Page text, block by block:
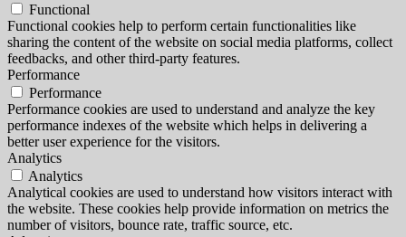
Functional
Functional cookies help to perform certain functionalities like
sharing the content of the website on social media platforms, collect
feedbacks, and other third-party features.
Performance
Performance
Performance cookies are used to understand and analyze the key
performance indexes of the website which helps in delivering a
better user experience for the visitors.
Analytics
Analytics
Analytical cookies are used to understand how visitors interact with
the website. These cookies help provide information on metrics the
number of visitors, bounce rate, traffic source, etc.